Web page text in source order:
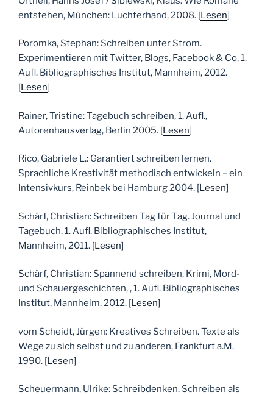
entstehen, München: Luchterhand, 2008. [Lesen]
Poromka, Stephan: Schreiben unter Strom.
Experimentieren mit Twitter, Blogs, Facebook & Co, 1.
Aufl. Bibliographisches Institut, Mannheim, 2012.
[Lesen]
Rainer, Tristine: Tagebuch schreiben, 1. Aufl.,
Autorenhausverlag, Berlin 2005. [Lesen]
Rico, Gabriele L.: Garantiert schreiben lernen.
Sprachliche Kreativität methodisch entwickeln – ein
Intensivkurs, Reinbek bei Hamburg 2004. [Lesen]
Schärf, Christian: Schreiben Tag für Tag. Journal und
Tagebuch, 1. Aufl. Bibliographisches Institut,
Mannheim, 2011. [Lesen]
Schärf, Christian: Spannend schreiben. Krimi, Mord-
und Schauergeschichten, , 1. Aufl. Bibliographisches
Institut, Mannheim, 2012. [Lesen]
vom Scheidt, Jürgen: Kreatives Schreiben. Texte als
Wege zu sich selbst und zu anderen, Frankfurt a.M.
1990. [Lesen]
Scheuermann, Ulrike: Schreibdenken. Schreiben als